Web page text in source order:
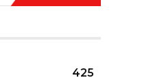
425